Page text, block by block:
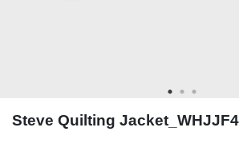
Steve Quilting